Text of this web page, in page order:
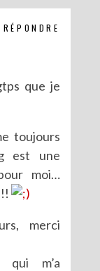
RÉPONDRE
que je
toujours
est une
moi…
!!
merci
qui m’a